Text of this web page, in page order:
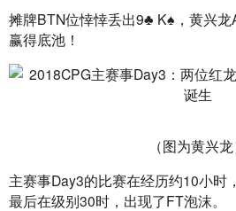
摊牌BTN位悻悻丢出9♣ K♠，黄兴
赢得底池！
（图为黄兴龙
主赛事Day3的比赛在经历约10小时
最后在级别30时，出现了FT泡沫。